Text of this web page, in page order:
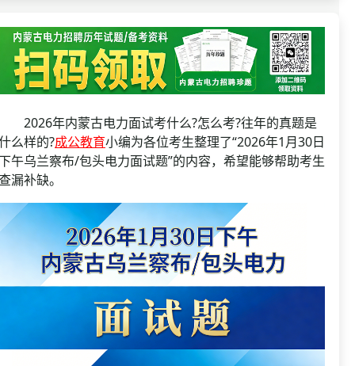
资格复审
面试补录
历年真题
国企/银行考试
年内蒙古电力面试考什么?怎么考?往年的真题是
么样的?成公教育小编为各位考生整理了“2026年1月30日
午乌兰察布/包头电力面试题”的内容，希望能够帮助考生
漏补缺。